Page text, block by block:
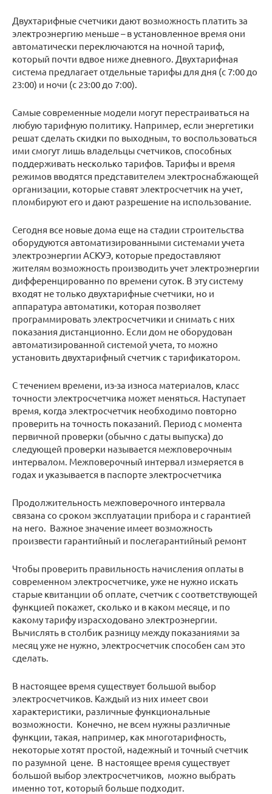
Двухтарифные счетчики дают возможность платить за
электроэнергию меньше – в установленное время они
автоматически переключаются на ночной тариф,
который почти вдвое ниже дневного. Двухтарифная
система предлагает отдельные тарифы для дня (с 7:00 до
23:00) и ночи (с 23:00 до 7:00).
Самые современные модели могут перестраиваться на
любую тарифную политику. Например, если энергетики
решат сделать скидки по выходным, то воспользоваться
ими смогут лишь владельцы счетчиков, способных
поддерживать несколько тарифов. Тарифы и время
режимов вводятся представителем электроснабжающей
организации, которые ставят электросчетчик на учет,
пломбируют его и дают разрешение на использование.
Сегодня все новые дома еще на стадии строительства
оборудуются автоматизированными системами учета
электроэнергии АСКУЭ, которые предоставляют
жителям возможность производить учет электроэнергии
дифференцированно по времени суток. В эту систему
входят не только двухтарифные счетчики, но и
аппаратура автоматики, которая позволяет
программировать электросчетчики и снимать с них
показания дистанционно. Если дом не оборудован
автоматизированной системой учета, то можно
установить двухтарифный счетчик с тарификатором.
С течением времени, из-за износа материалов, класс
точности электросчетчика может меняться. Наступает
время, когда электросчетчик необходимо повторно
проверить на точность показаний. Период с момента
первичной проверки (обычно с даты выпуска) до
следующей проверки называется межповерочным
интервалом. Межповерочный интервал измеряется в
годах и указывается в паспорте электросчетчика
Продолжительность межповерочного интервала
связана со сроком эксплуатации прибора и с гарантией
на него. Важное значение имеет возможность
произвести гарантийный и послегарантийный ремонт
Чтобы проверить правильность начисления оплаты в
современном электросчетчике, уже не нужно искать
старые квитанции об оплате, счетчик с соответствующей
функцией покажет, сколько и в каком месяце, и по
какому тарифу израсходовано электроэнергии.
Вычислять в столбик разницу между показаниями за
месяц уже не нужно, электросчетчик способен сам это
сделать.
В настоящее время существует большой выбор
электросчетчиков. Каждый из них имеет свои
характеристики, различные функциональные
возможности. Конечно, не всем нужны различные
функции, такая, например, как многотарифность,
некоторые хотят простой, надежный и точный счетчик
по разумной цене. В настоящее время существует
большой выбор электросчетчиков, можно выбрать
именно тот, который больше подходит.